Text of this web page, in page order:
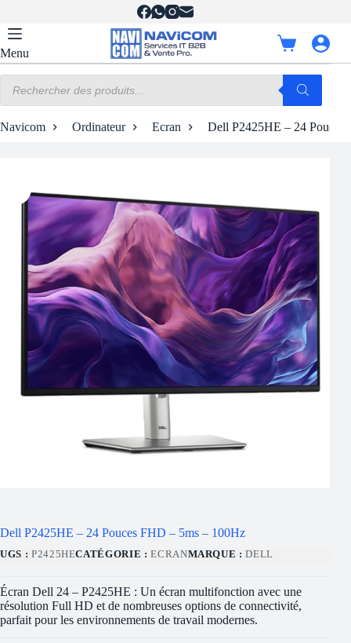
contenu
Menu
Panier
d’achat
produits
Navicom Ordinateur Ecran Dell P2425HE – 24 Pouces
Dell P2425HE – 24 Pouces FHD – 5ms – 100Hz
UGS : P2425HECATÉGORIE :ECRANMARQUE :DELL
Écran Dell 24 – P2425HE : Un écran multifonction avec une
résolution Full HD et de nombreuses options de connectivité,
parfait pour les environnements de travail modernes.